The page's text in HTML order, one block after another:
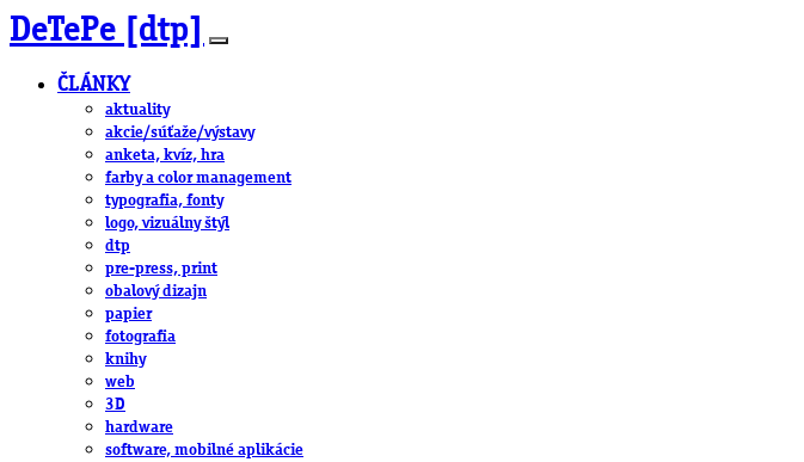
DeTePe [dtp]
ČLÁNKY
aktuality
akcie/súťaže/výstavy
anketa, kvíz, hra
farby a color management
typografia, fonty
logo, vizuálny štýl
dtp
pre-press, print
obalový dizajn
papier
fotografia
knihy
web
3D
hardware
software, mobilné aplikácie